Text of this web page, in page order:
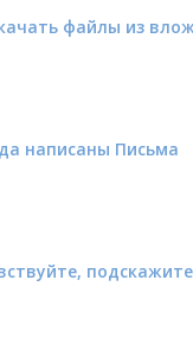
файлы из
написаны Письма